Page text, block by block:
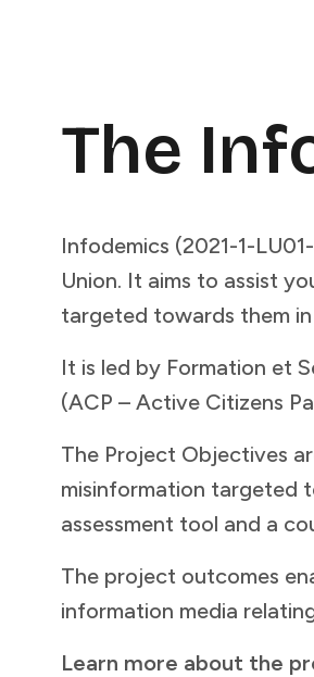
The Infodemics Initiative​​​​‌
Infodemics (2021-1-
Union. It aims to assist
targeted towards them in relation to health, mental health, wellness, and wellbeing.​​​​‌
It is led by Formation et
(ACP – Active Citizens Partnership), and Spain (Pontydysgu).​​​​‌
The Project Objectives
misinformation targeted
assessment tool and a course directed at youth, alongside an
The project outcomes
information media relating to health and wellbeing in informed and agentive ways.​​​​‌
Learn more about the project on​​​​‌